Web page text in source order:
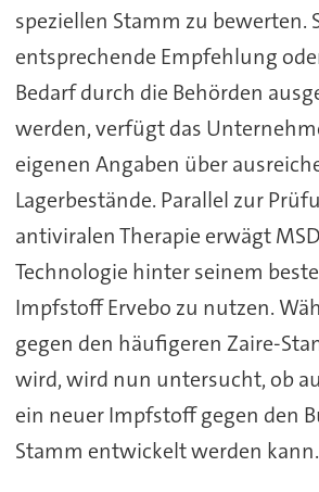
speziellen Stamm zu bewerten.
entsprechende Empfehlung
Bedarf durch die Behörden
werden, verfügt das
eigenen Angaben über
Lagerbestände. Parallel zur
antiviralen Therapie erwägt
Technologie hinter seinem
Impfstoff Ervebo zu nutzen.
gegen den häufigeren Zaire-
wird, wird nun untersucht, ob
ein neuer Impfstoff gegen den
Stamm entwickelt werden kann.